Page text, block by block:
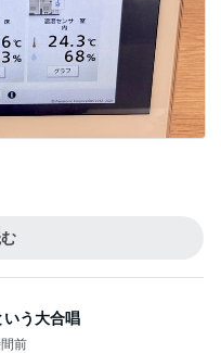
いう大合唱
前